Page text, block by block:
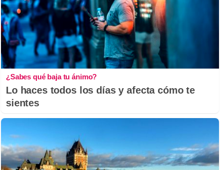
¿Sabes qué baja tu ánimo?
Lo haces todos los días y afecta cómo te
sientes